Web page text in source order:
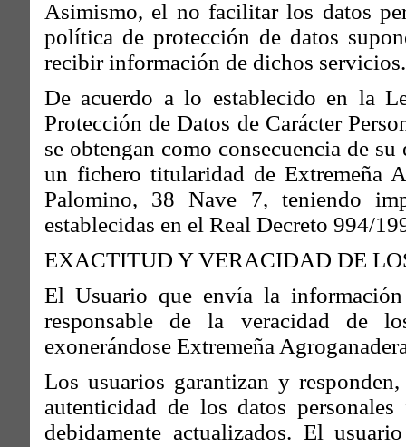
Asimismo, el no facilitar los datos
política de protección de datos
recibir información de dichos servicios.
De acuerdo a lo establecido en la
Protección de Datos de Carácter
se obtengan como consecuencia de
un fichero titularidad de Extremeña
Palomino, 38 Nave 7, teniendo
establecidas en el Real Decreto 994/
EXACTITUD Y VERACIDAD DE
El Usuario que envía la
responsable de la veracidad de
exonerándose Extremeña
Los usuarios garantizan y
autenticidad de los datos
debidamente actualizados. El